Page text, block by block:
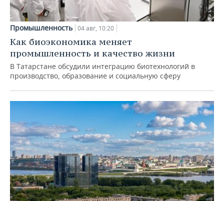
Промышленность 04 авг, 10:20
Как биоэкономика меняет
промышленность и качество жизни
В Татарстане обсудили интеграцию биотехнологий в
производство, образование и социальную сферу